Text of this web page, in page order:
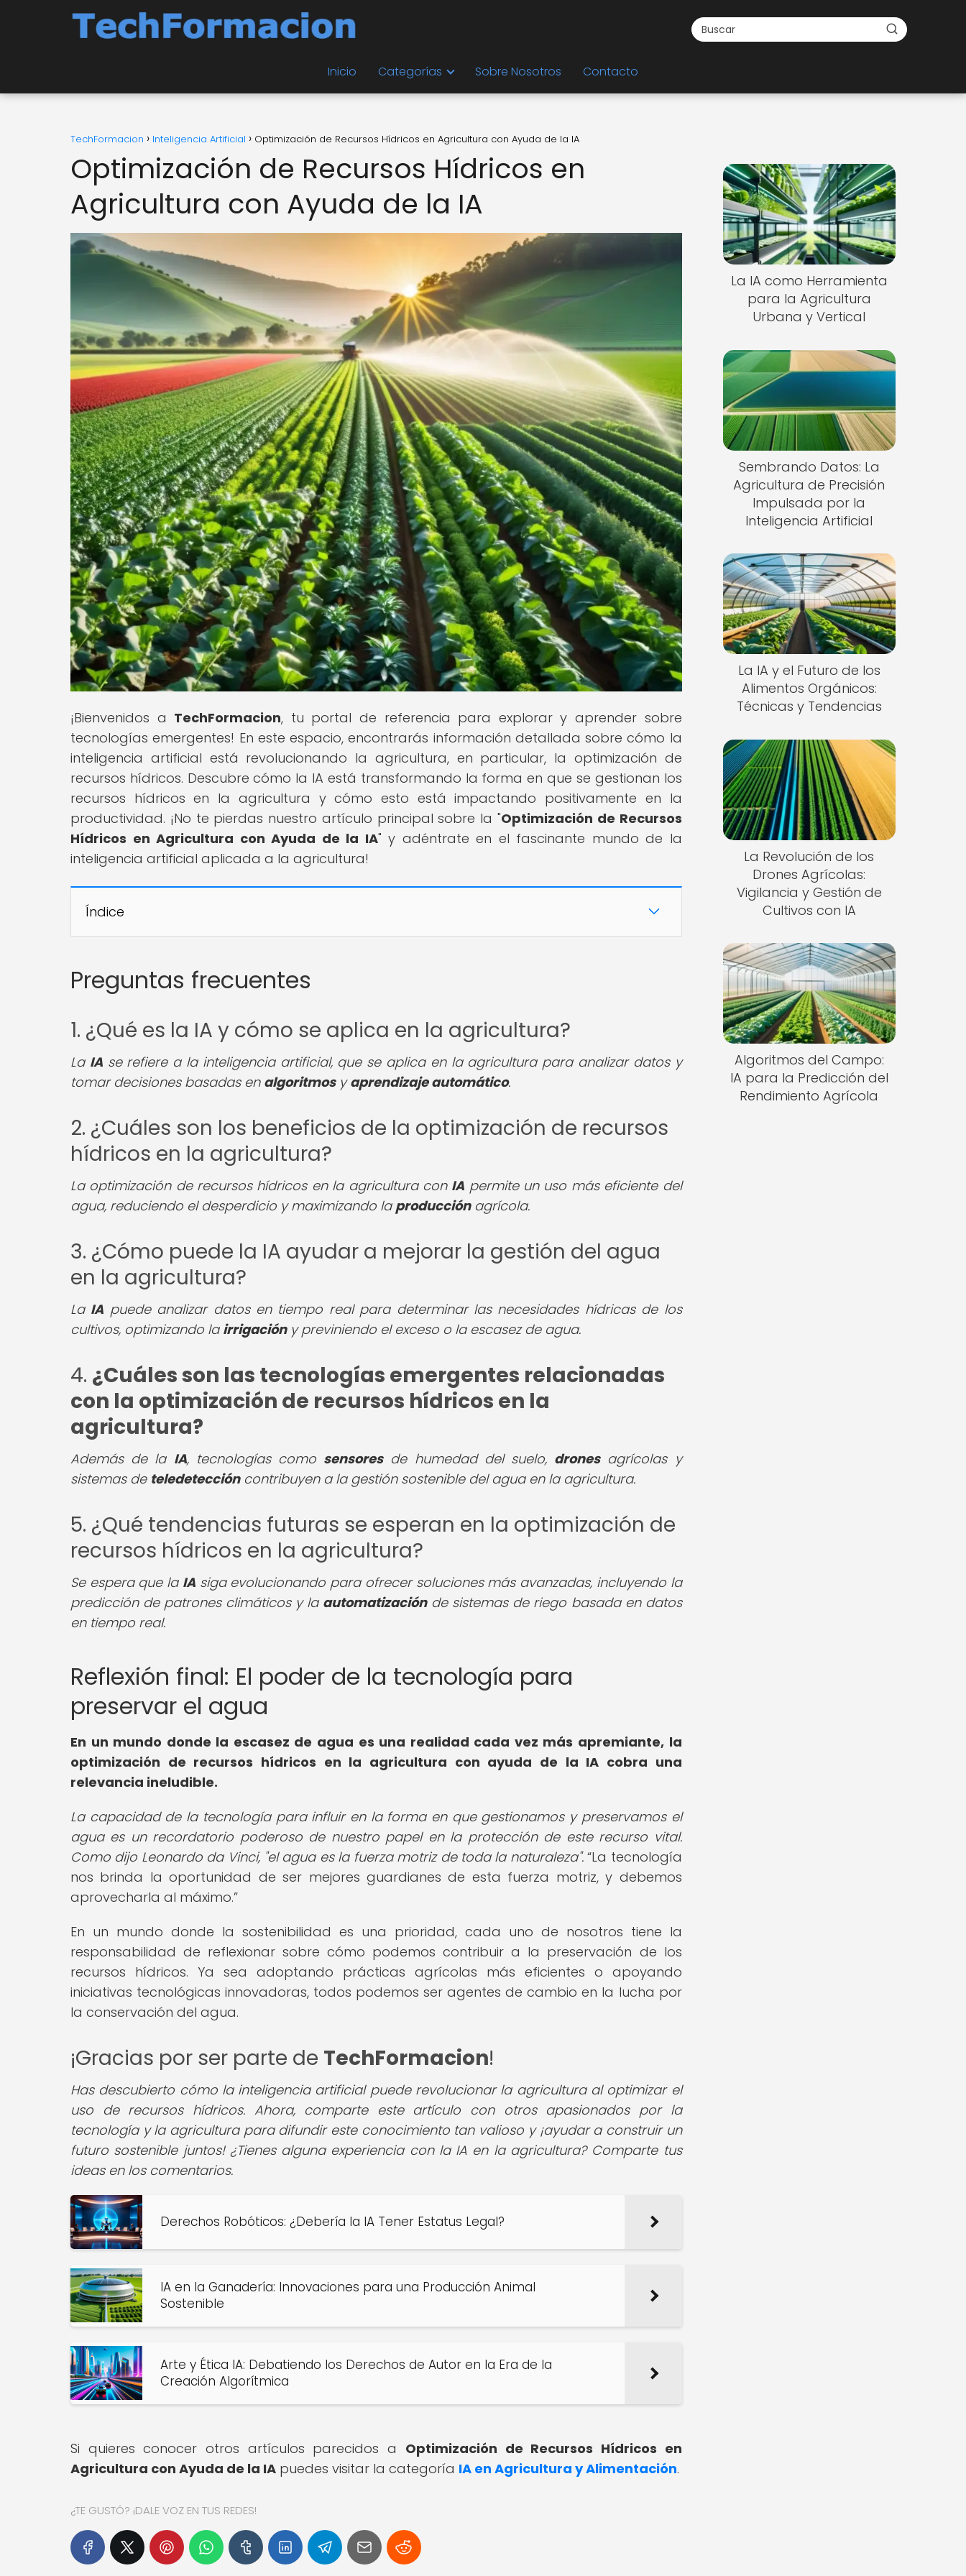
Inicio Categorías Sobre Nosotros Contacto
TechFormacion Inteligencia Artificial Optimización de Recursos Hídricos en Agricultura con Ayuda de la IA
Optimización de Recursos Hídricos en
Agricultura con Ayuda de la IA
¡Bienvenidos a TechFormacion, tu portal de referencia para explorar y aprender sobre
tecnologías emergentes! En este espacio, encontrarás información detallada sobre cómo la
inteligencia artificial está revolucionando la agricultura, en particular, la optimización de
recursos hídricos. Descubre cómo la IA está transformando la forma en que se gestionan los
recursos hídricos en la agricultura y cómo esto está impactando positivamente en la
productividad. ¡No te pierdas nuestro artículo principal sobre la "Optimización de Recursos
Hídricos en Agricultura con Ayuda de la IA" y adéntrate en el fascinante mundo de la
inteligencia artificial aplicada a la agricultura!
Índice
Preguntas frecuentes
1. ¿Qué es la IA y cómo se aplica en la agricultura?
La IAse refiere a la inteligencia artificial, que se aplica en la agricultura para analizar datos y
tomar decisiones basadas en algoritmosyaprendizaje automático.
2. ¿Cuáles son los beneficios de la optimización de recursos
hídricos en la agricultura?
La optimización de recursos hídricos en la agricultura con IA permite un uso más eficiente del
agua, reduciendo el desperdicio y maximizando la producciónagrícola.
3. ¿Cómo puede la IA ayudar a mejorar la gestión del agua
en la agricultura?
La IA puede analizar datos en tiempo real para determinar las necesidades hídricas de los
cultivos, optimizando la irrigacióny previniendo el exceso o la escasez de agua.
4. ¿Cuáles son las tecnologías emergentes relacionadas
con la optimización de recursos hídricos en la
agricultura?
Además de la IA, tecnologías como sensoresde humedad del suelo, dronesagrícolas y
sistemas de teledeteccióncontribuyen a la gestión sostenible del agua en la agricultura.
5. ¿Qué tendencias futuras se esperan en la optimización de
recursos hídricos en la agricultura?
Se espera que la IAsiga evolucionando para ofrecer soluciones más avanzadas, incluyendo la
predicción de patrones climáticos y la automatizaciónde sistemas de riego basada en datos
en tiempo real.
Reflexión final: El poder de la tecnología para
preservar el agua
En un mundo donde la escasez de agua es una realidad cada vez más apremiante, la
optimización de recursos hídricos en la agricultura con ayuda de la IA cobra una
relevancia ineludible.
La capacidad de la tecnología para influir en la forma en que gestionamos y preservamos el
agua es un recordatorio poderoso de nuestro papel en la protección de este recurso vital.
Como dijo Leonardo da Vinci, "el agua es la fuerza motriz de toda la naturaleza". La tecnología
nos brinda la oportunidad de ser mejores guardianes de esta fuerza motriz, y debemos
aprovecharla al máximo.
En un mundo donde la sostenibilidad es una prioridad, cada uno de nosotros tiene la
responsabilidad de reflexionar sobre cómo podemos contribuir a la preservación de los
recursos hídricos. Ya sea adoptando prácticas agrícolas más eficientes o apoyando
iniciativas tecnológicas innovadoras, todos podemos ser agentes de cambio en la lucha por
la conservación del agua.
¡Gracias por ser parte de TechFormacion!
Has descubierto cómo la inteligencia artificial puede revolucionar la agricultura al optimizar el
uso de recursos hídricos. Ahora, comparte este artículo con otros apasionados por la
tecnología y la agricultura para difundir este conocimiento tan valioso y ¡ayudar a construir un
futuro sostenible juntos! ¿Tienes alguna experiencia con la IA en la agricultura? Comparte tus
ideas en los comentarios.
Derechos Robóticos: ¿Debería la IA Tener Estatus Legal?
IA en la Ganadería: Innovaciones para una Producción Animal
Sostenible
Arte y Ética IA: Debatiendo los Derechos de Autor en la Era de la
Creación Algorítmica
Si quieres conocer otros artículos parecidos a Optimización de Recursos Hídricos en
Agricultura con Ayuda de la IA puedes visitar la categoría IA en Agricultura y Alimentación.
¿TE GUSTÓ? ¡DALE VOZ EN TUS REDES!
La IA como Herramienta
para la Agricultura
Urbana y Vertical
Sembrando Datos: La
Agricultura de Precisión
Impulsada por la
Inteligencia Artificial
La IA y el Futuro de los
Alimentos Orgánicos:
Técnicas y Tendencias
La Revolución de los
Drones Agrícolas:
Vigilancia y Gestión de
Cultivos con IA
Algoritmos del Campo:
IA para la Predicción del
Rendimiento Agrícola